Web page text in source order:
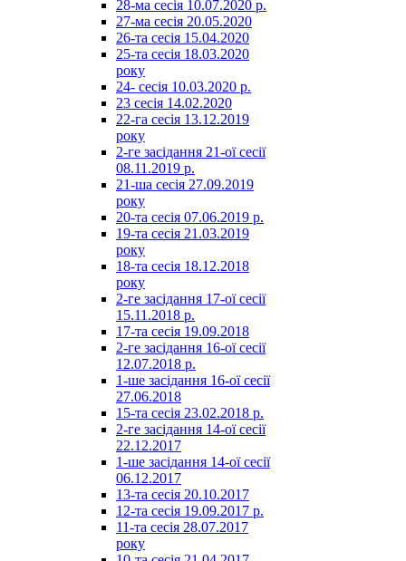
28-ма сесія 10.07.2020 р.
27-ма сесія 20.05.2020
26-та сесія 15.04.2020
25-та сесія 18.03.2020
року
24- сесія 10.03.2020 р.
23 сесія 14.02.2020
22-га сесія 13.12.2019
року
2-ге засідання 21-ої сесії
08.11.2019 р.
21-ша сесія 27.09.2019
року
20-та сесія 07.06.2019 р.
19-та сесія 21.03.2019
року
18-та сесія 18.12.2018
року
2-ге засідання 17-ої сесії
15.11.2018 р.
17-та сесія 19.09.2018
2-ге засідання 16-ої сесії
12.07.2018 р.
1-ше засідання 16-ої сесії
27.06.2018
15-та сесія 23.02.2018 р.
2-ге засідання 14-ої сесії
22.12.2017
1-ше засідання 14-ої сесії
06.12.2017
13-та сесія 20.10.2017
12-та сесія 19.09.2017 р.
11-та сесія 28.07.2017
року